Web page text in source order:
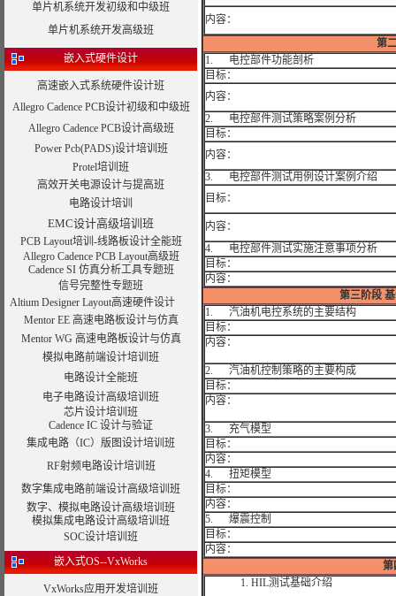
单片机系统开发初级和中级班
单片机系统开发高级班
嵌入式硬件设计
高速嵌入式系统硬件设计班
Allegro Cadence PCB设计初级和中级班
Allegro Cadence PCB设计高级班
Power Pcb(PADS)设计培训班
Protel培训班
高效开关电源设计与提高班
电路设计培训
EMC设计高级培训班
PCB Layout培训-线路板设计全能班
Allegro Cadence PCB Layout高级班
Cadence SI 仿真分析工具专题班
信号完整性专题班
Altium Designer Layout高速硬件设计
Mentor EE 高速电路板设计与仿真
Mentor WG 高速电路板设计与仿真
模拟电路前端设计培训班
电路设计全能班
电子电路设计高级培训班
芯片设计培训班
Cadence IC 设计与验证
集成电路（IC）版图设计培训班
RF射频电路设计培训班
数字集成电路前端设计高级培训班
数字、模拟电路设计高级培训班
模拟集成电路设计高级培训班
SOC设计培训班
嵌入式OS--VxWorks
VxWorks应用开发培训班
内容：
第
1. 电控部件功能剖析
目标：
内容：
2. 电控部件测试策略案例分析
目标：
内容：
3. 电控部件测试用例设计案例介绍
目标：
内容：
4. 电控部件测试实施注意事项分析
目标：
内容：
第三阶段
1. 汽油机电控系统的主要结构
目标：
内容：
2. 汽油机控制策略的主要构成
目标：
内容：
3. 充气模型
目标：
内容：
4. 扭矩模型
目标：
内容：
5. 爆震控制
目标：
内容：
第
1. HIL测试基础介绍